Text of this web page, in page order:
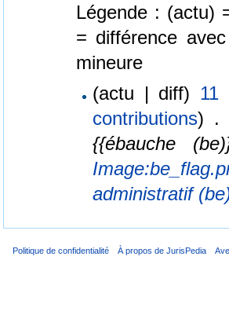
Légende : (actu)
= différence
mineure
(actu | diff) 11
contributions) .
{{ébauche
administratif
Politique de confidentialité À propos de JurisPedia